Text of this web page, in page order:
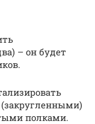
– он будет
полками.